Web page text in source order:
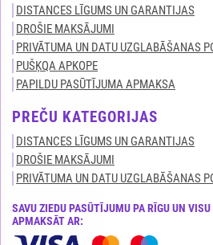
DISTANCES LĪGUMS UN GARANTIJAS
DROŠIE MAKSĀJUMI
PRIVĀTUMA UN DATU UZGLABĀŠANAS
PUŠĶQA APKOPE
PAPILDU PASŪTĪJUMA APMAKSA
PREČU KATEGORIJAS
DISTANCES LĪGUMS UN GARANTIJAS
DROŠIE MAKSĀJUMI
PRIVĀTUMA UN DATU UZGLABĀŠANAS
SAVU ZIEDU PASŪTĪJUMU PA RĪGU UN
APMAKSĀT AR: